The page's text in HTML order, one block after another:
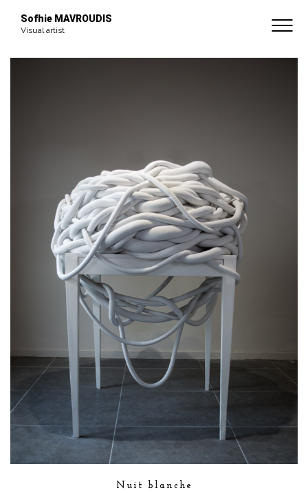
BIOGRAPHIE
CONTACT
Sofhie MAVROUDIS
Visual artist
Nuit blanche